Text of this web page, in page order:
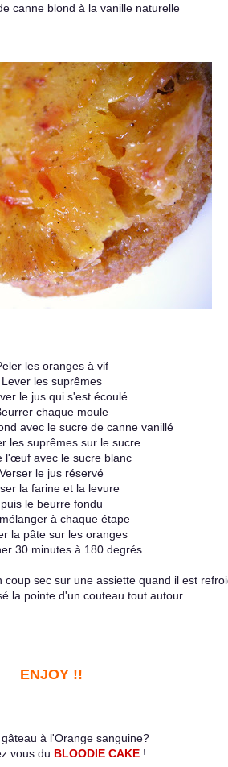
canne blond à la vanille naturelle
les oranges à vif
Lever les suprêmes
le jus qui s'est écoulé .
chaque moule
avec le sucre de canne vanillé
les suprêmes sur le sucre
l'œuf avec le sucre blanc
Verser le jus réservé
la farine et la levure
puis le beurre fondu
à chaque étape
la pâte sur les oranges
30 minutes à 180 degrés
sec sur une assiette quand il est
la pointe d'un couteau tout autour.
ENJOY !!
à l'Orange sanguine?
vous du BLOODIE CAKE !